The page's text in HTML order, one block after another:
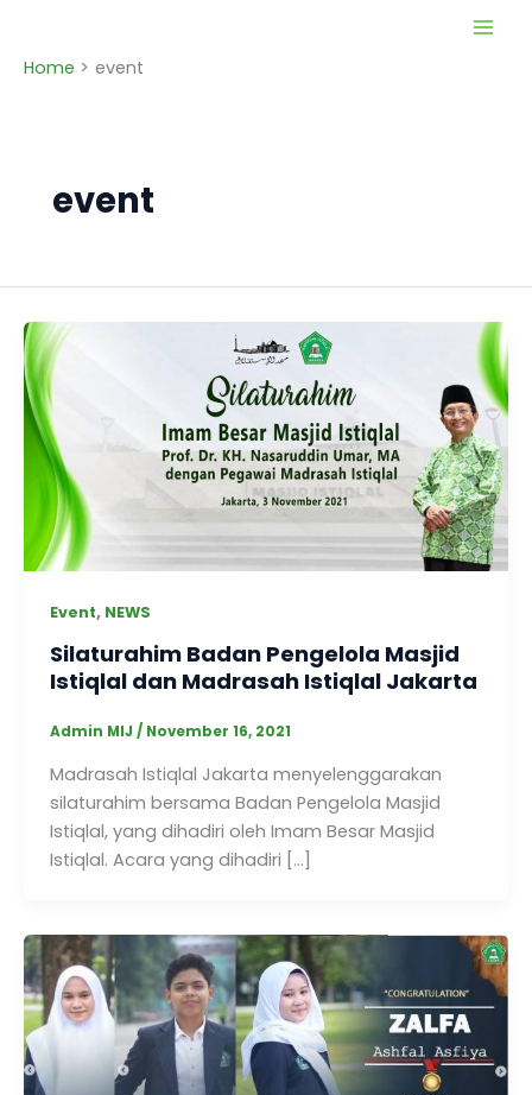
content
Home event
event
Event, NEWS
Silaturahim Badan Pengelola Masjid
Istiqlal dan Madrasah Istiqlal Jakarta
Admin MIJ / November 16, 2021
Madrasah Istiqlal Jakarta menyelenggarakan
silaturahim bersama Badan Pengelola Masjid
Istiqlal, yang dihadiri oleh Imam Besar Masjid
Istiqlal. Acara yang dihadiri […]